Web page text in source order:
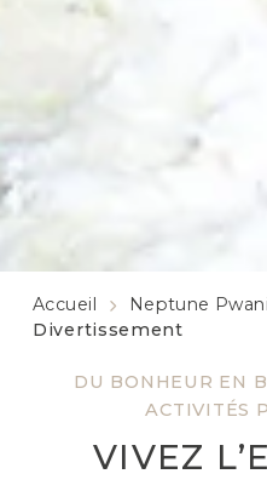
DU BONHEUR EN
ACTIVITÉS
VIVEZ
Accueil
Neptune
Divertissement